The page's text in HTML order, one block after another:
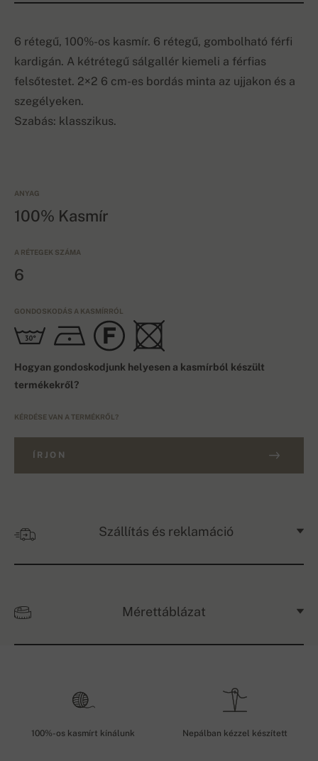
6 rétegű, 100%-os kasmír. 6 rétegű, gombolható férfi
kardigán. A kétrétegű sálgallér kiemeli a férfias
felsőtestet. 2×2 6 cm-es bordás minta az ujjakon és a
szegélyeken.
Szabás: klasszikus.
ANYAG
100% Kasmír
A RÉTEGEK SZÁMA
6
GONDOSKODÁS A KASMÍRRÓL
Hogyan gondoskodjunk helyesen a kasmírból készült
termékekről?
KÉRDÉSE VAN A TERMÉKRŐL?
ÍRJON
Szállítás és reklamáció
Mérettáblázat
100%-os kasmírt kínálunk Nepálban kézzel készített